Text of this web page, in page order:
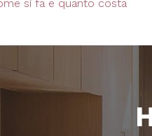
si fa e quanto costa